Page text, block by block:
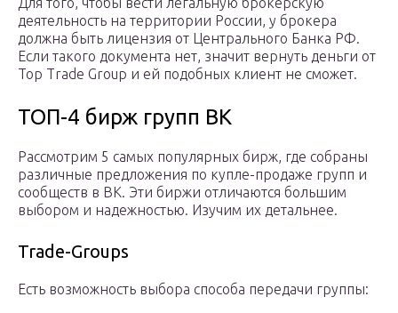
деятельность на территории России, у брокера
должна быть лицензия от Центрального Банка РФ.
Если такого документа нет, значит вернуть деньги от
Top Trade Group и ей подобных клиент не сможет.
ТОП-4 бирж групп ВК
Рассмотрим 5 самых популярных бирж, где собраны
различные предложения по купле-продаже групп и
сообществ в ВК. Эти биржи отличаются большим
выбором и надежностью. Изучим их детальнее.
Trade-Groups
Есть возможность выбора способа передачи группы: